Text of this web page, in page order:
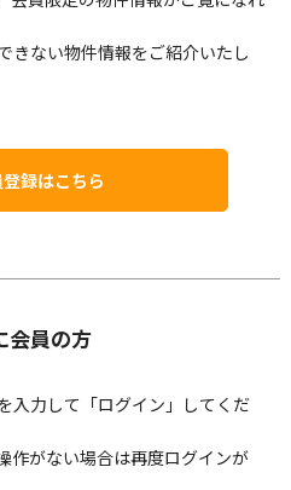
きない物件情報をご紹介いたし
録はこちら
会員の方
入力して「ログイン」してくだ
作がない場合は再度ログインが